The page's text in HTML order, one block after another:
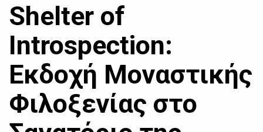
Shelter of
Introspection:
Εκδοχή Μοναστικής
Φιλοξενίας στο